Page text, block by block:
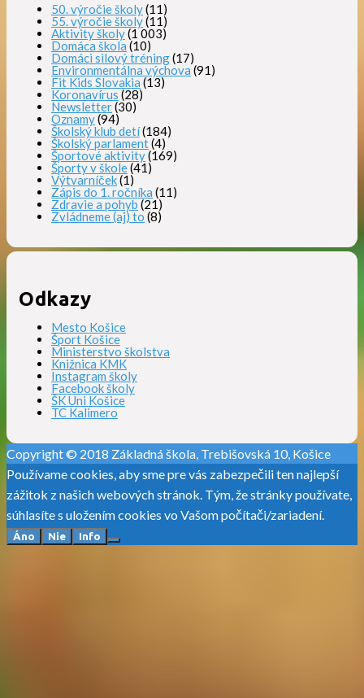
50. výročie školy(11)
55. výročie školy(11)
Aktivity školy(1 003)
Domáca škola (10)
Domáci silový tréning(17)
Environmentálna výchova (91)
Fit Kids Slovakia (13)
Koronavírus (28)
Newsletter(30)
Oznamy(94)
Školský klub detí(184)
Školský parlament(4)
Športové aktivity(169)
Športy v škole(41)
Výtvarníček(1)
Zápis do 1. ročníka (11)
Zdravie a pohyb (21)
Zvládneme (aj) to (8)
Odkazy
Mesto Košice
Šport Košice
Ministerstvo školstva
Knižnica KMK
Instagram školy
Facebook školy
ŠK Uni Košice
TC Kalimero
Copyright © 2018 Základná škola, Trebišovská 10, Košice
Používame cookies, aby sme pre vás zabezpečili ten najlepší
zážitok z našich webových stránok. Tým, že stránky používate,
súhlasíte s uložením cookies vo Vašom počítači/zariadení.
Áno Nie Info